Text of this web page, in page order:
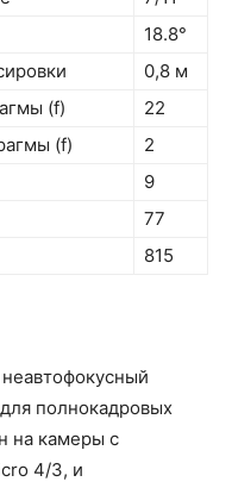
18.8°
0,8 м
(f)
22
(f)
2
9
77
815
полнокадровых
на камеры с
4/3, и